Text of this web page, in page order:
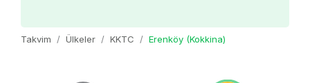
Takvim Ülkeler KKTC Erenköy (Kokkina)